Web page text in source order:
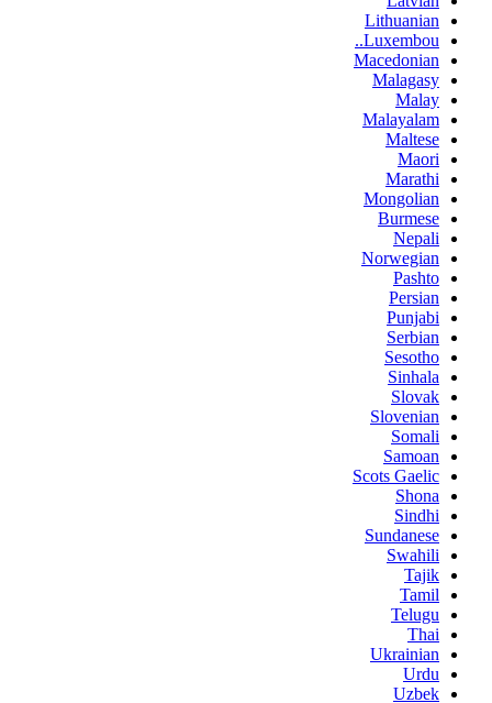
Lithuanian
Luxembou..
Macedonian
Malagasy
Malay
Malayalam
Maltese
Maori
Marathi
Mongolian
Burmese
Nepali
Norwegian
Pashto
Persian
Punjabi
Serbian
Sesotho
Sinhala
Slovak
Slovenian
Somali
Samoan
Scots Gaelic
Shona
Sindhi
Sundanese
Swahili
Tajik
Tamil
Telugu
Thai
Ukrainian
Urdu
Uzbek